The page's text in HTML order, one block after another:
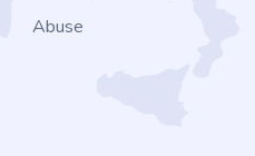
Abuse